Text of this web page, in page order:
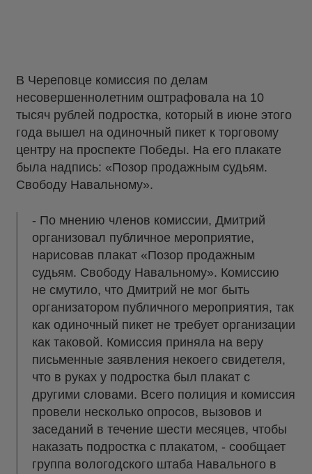
В Череповце комиссия по делам
несовершеннолетним оштрафовала на 10
тысяч рублей подростка, который в июне этого
года вышел на одиночный пикет к торговому
центру на проспекте Победы. На его плакате
была надпись: «Позор продажным судьям.
Свободу Навальному».
- По мнению членов комиссии, Дмитрий
организовал публичное мероприятие,
нарисовав плакат «Позор продажным
судьям. Свободу Навальному». Комиссию
не смутило, что Дмитрий не мог быть
организатором публичного мероприятия, так
как одиночный пикет не требует организации
как таковой. Комиссия приняла на веру
письменные заявления некоего свидетеля,
что в руках у подростка был плакат с
другими словами. Всего полиция и комиссия
провели несколько опросов, вызовов и
заседаний в течение шести месяцев, чтобы
наказать подростка с плакатом, - сообщает
группа вологодского штаба Навального в